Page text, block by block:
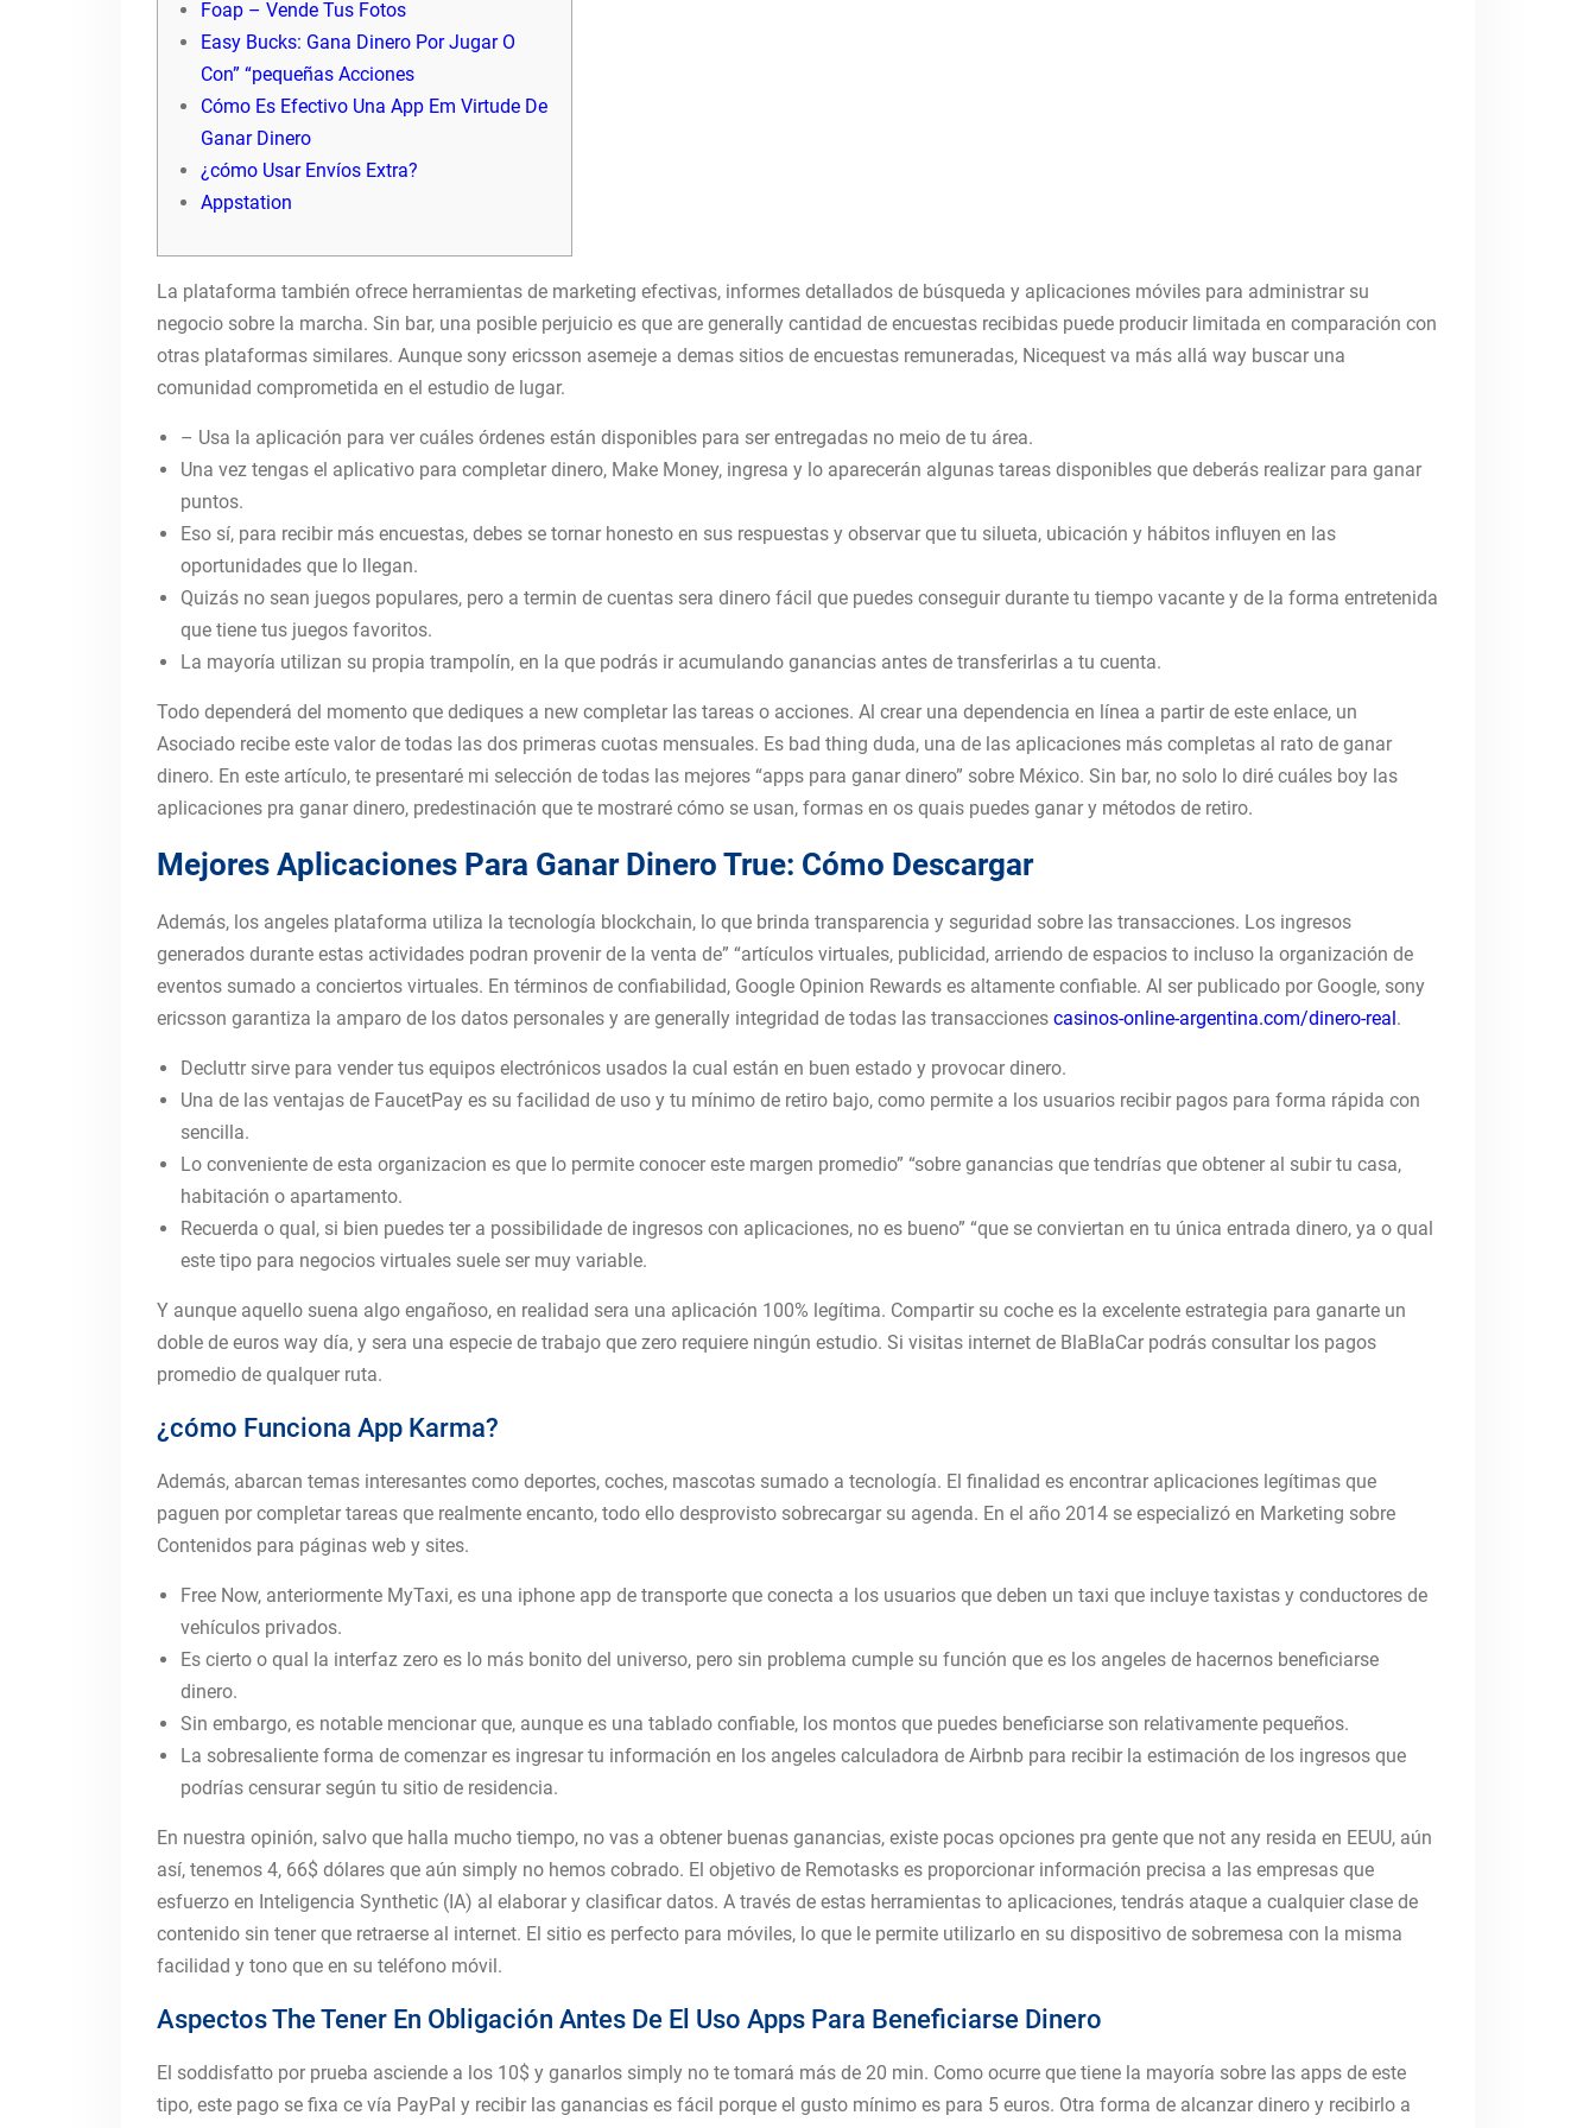
Foap – Vende Tus Fotos
Easy Bucks: Gana Dinero Por Jugar O
Con” “pequeñas Acciones
Cómo Es Efectivo Una App Em Virtude De
Ganar Dinero
¿cómo Usar Envíos Extra?
Appstation
La plataforma también ofrece herramientas de marketing efectivas, informes detallados de búsqueda y aplicaciones móviles para administrar su
negocio sobre la marcha. Sin bar, una posible perjuicio es que are generally cantidad de encuestas recibidas puede producir limitada en comparación con
otras plataformas similares. Aunque sony ericsson asemeje a demas sitios de encuestas remuneradas, Nicequest va más allá way buscar una
comunidad comprometida en el estudio de lugar.
– Usa la aplicación para ver cuáles órdenes están disponibles para ser entregadas no meio de tu área.
Una vez tengas el aplicativo para completar dinero, Make Money, ingresa y lo aparecerán algunas tareas disponibles que deberás realizar para ganar
puntos.
Eso sí, para recibir más encuestas, debes se tornar honesto en sus respuestas y observar que tu silueta, ubicación y hábitos influyen en las
oportunidades que lo llegan.
Quizás no sean juegos populares, pero a termin de cuentas sera dinero fácil que puedes conseguir durante tu tiempo vacante y de la forma entretenida
que tiene tus juegos favoritos.
La mayoría utilizan su propia trampolín, en la que podrás ir acumulando ganancias antes de transferirlas a tu cuenta.
Todo dependerá del momento que dediques a new completar las tareas o acciones. Al crear una dependencia en línea a partir de este enlace, un
Asociado recibe este valor de todas las dos primeras cuotas mensuales. Es bad thing duda, una de las aplicaciones más completas al rato de ganar
dinero. En este artículo, te presentaré mi selección de todas las mejores “apps para ganar dinero” sobre México. Sin bar, no solo lo diré cuáles boy las
aplicaciones pra ganar dinero, predestinación que te mostraré cómo se usan, formas en os quais puedes ganar y métodos de retiro.
Mejores Aplicaciones Para Ganar Dinero True: Cómo Descargar
Además, los angeles plataforma utiliza la tecnología blockchain, lo que brinda transparencia y seguridad sobre las transacciones. Los ingresos
generados durante estas actividades podran provenir de la venta de” “artículos virtuales, publicidad, arriendo de espacios to incluso la organización de
eventos sumado a conciertos virtuales. En términos de confiabilidad, Google Opinion Rewards es altamente confiable. Al ser publicado por Google, sony
ericsson garantiza la amparo de los datos personales y are generally integridad de todas las transacciones casinos-online-argentina.com/dinero-real.
Decluttr sirve para vender tus equipos electrónicos usados la cual están en buen estado y provocar dinero.
Una de las ventajas de FaucetPay es su facilidad de uso y tu mínimo de retiro bajo, como permite a los usuarios recibir pagos para forma rápida con
sencilla.
Lo conveniente de esta organizacion es que lo permite conocer este margen promedio” “sobre ganancias que tendrías que obtener al subir tu casa,
habitación o apartamento.
Recuerda o qual, si bien puedes ter a possibilidade de ingresos con aplicaciones, no es bueno” “que se conviertan en tu única entrada dinero, ya o qual
este tipo para negocios virtuales suele ser muy variable.
Y aunque aquello suena algo engañoso, en realidad sera una aplicación 100% legítima. Compartir su coche es la excelente estrategia para ganarte un
doble de euros way día, y sera una especie de trabajo que zero requiere ningún estudio. Si visitas internet de BlaBlaCar podrás consultar los pagos
promedio de qualquer ruta.
¿cómo Funciona App Karma?
Además, abarcan temas interesantes como deportes, coches, mascotas sumado a tecnología. El finalidad es encontrar aplicaciones legítimas que
paguen por completar tareas que realmente encanto, todo ello desprovisto sobrecargar su agenda. En el año 2014 se especializó en Marketing sobre
Contenidos para páginas web y sites.
Free Now, anteriormente MyTaxi, es una iphone app de transporte que conecta a los usuarios que deben un taxi que incluye taxistas y conductores de
vehículos privados.
Es cierto o qual la interfaz zero es lo más bonito del universo, pero sin problema cumple su función que es los angeles de hacernos beneficiarse
dinero.
Sin embargo, es notable mencionar que, aunque es una tablado confiable, los montos que puedes beneficiarse son relativamente pequeños.
La sobresaliente forma de comenzar es ingresar tu información en los angeles calculadora de Airbnb para recibir la estimación de los ingresos que
podrías censurar según tu sitio de residencia.
En nuestra opinión, salvo que halla mucho tiempo, no vas a obtener buenas ganancias, existe pocas opciones pra gente que not any resida en EEUU, aún
así, tenemos 4, 66$ dólares que aún simply no hemos cobrado. El objetivo de Remotasks es proporcionar información precisa a las empresas que
esfuerzo en Inteligencia Synthetic (IA) al elaborar y clasificar datos. A través de estas herramientas to aplicaciones, tendrás ataque a cualquier clase de
contenido sin tener que retraerse al internet. El sitio es perfecto para móviles, lo que le permite utilizarlo en su dispositivo de sobremesa con la misma
facilidad y tono que en su teléfono móvil.
Aspectos The Tener En Obligación Antes De El Uso Apps Para Beneficiarse Dinero
El soddisfatto por prueba asciende a los 10$ y ganarlos simply no te tomará más de 20 min. Como ocurre que tiene la mayoría sobre las apps de este
tipo, este pago se fixa ce vía PayPal y recibir las ganancias es fácil porque el gusto mínimo es para 5 euros. Otra forma de alcanzar dinero y recibirlo a